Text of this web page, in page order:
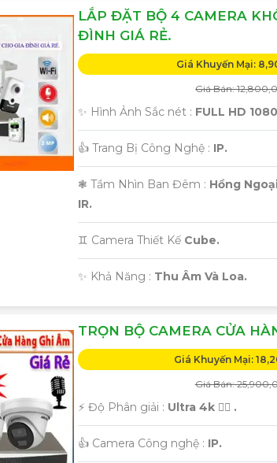
LẮP ĐẶT BỘ 4 CAMERA
ĐÌNH GIÁ RẺ.
Giá Khuyến Mại:
Giá Bán:
✨ Hình Ảnh Sắc nét : FULL HD
👍 Trang Bị Công Nghệ : IP.
❃ Tầm Nhìn Ban Đêm : Hồng
IR.
♊ Camera Thiết Kế Cube.
️✨ Khả Năng : Thu Âm Và Loa.
TRỌN BỘ CAMERA CỬA
Giá Khuyến Mại:
Giá Bán:
️⚡ Độ Phân giải : Ultra 4k 👍🏾 .
👍 Camera Công nghệ : IP.